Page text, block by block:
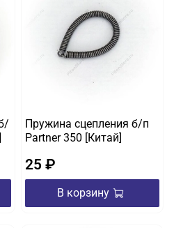
Пружина сцепления б/п
Partner 350 [Китай]
25 ₽
В корзину